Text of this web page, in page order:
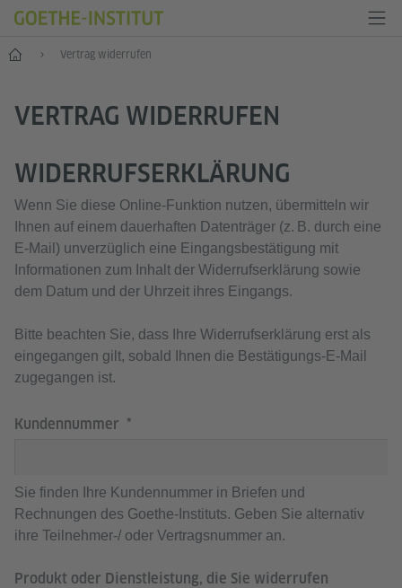
Start Vertrag widerrufen
VERTRAG WIDERRUFEN
WIDERRUFSERKLÄRUNG
Wenn Sie diese Online‑Funktion nutzen, übermitteln wir
Ihnen auf einem dauerhaften Datenträger (z. B. durch eine
E‑Mail) unverzüglich eine Eingangsbestätigung mit
Informationen zum Inhalt der Widerrufserklärung sowie
dem Datum und der Uhrzeit ihres Eingangs.
Bitte beachten Sie, dass Ihre Widerrufserklärung erst als
eingegangen gilt, sobald Ihnen die Bestätigungs‑E‑Mail
zugegangen ist.
Kundennummer
Sie finden Ihre Kundennummer in Briefen und
Rechnungen des Goethe-Instituts. Geben Sie alternativ
ihre Teilnehmer-/ oder Vertragsnummer an.
Produkt oder Dienstleistung, die Sie widerrufen